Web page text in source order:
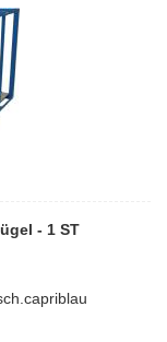
- 1 ST